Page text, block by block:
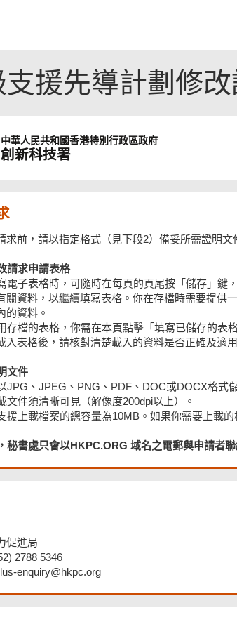
援先導計劃修
中華人民共和國香港特別行政區政府
創新科技署
求前，請以指定格式（見下段2）備妥所需證明文
請求申請表格
電子表格時，可隨時在每頁的頁尾按「儲存」鍵
關資料，以繼續填寫表格。你在存檔時需要提供
的資料。
存檔的表格，你需在本頁點擊「填寫已儲存的表
入表格後，請核對清楚載入的資料是否正確及適用
文件
JPG、JPEG、PNG、PDF、DOC或DOCX格式
文件須清晰可見（解像度200dpi以上）。
援上載檔案的總容量為10MB。如果你需要上載
秘書處只會以HKPC.ORG 域名之電郵與申請者聯
促進局
2788 5346
enquiry@hkpc.org